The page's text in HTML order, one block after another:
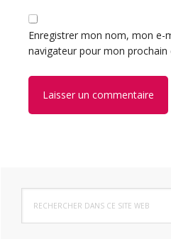
Enregistrer mon nom, mon e-
navigateur pour mon prochain
Barre
latérale
dans
ce